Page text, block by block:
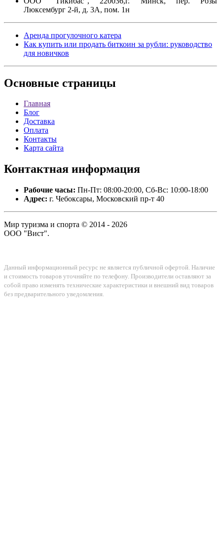
Люксембург 2-й, д. 3А, пом. 1н
Аренда прогулочного катера
Как купить или продать биткоин за рубли: руководство
для новичков
Основные страницы
Главная
Блог
Доставка
Оплата
Контакты
Карта сайта
Контактная информация
Рабочие часы: Пн-Пт: 08:00-20:00, Сб-Вс: 10:00-18:00
Адрес: г. Чебоксары, Московский пр-т 40
Мир туризма и спорта © 2014 - 2026
ООО "Вист".
Данный информационный ресурс не является публичной офертой. Наличие
и стоимость товаров уточняйте по телефону. Производители оставляют за
собой право изменять технические характеристики и внешний вид товаров
без предварительного уведомления.